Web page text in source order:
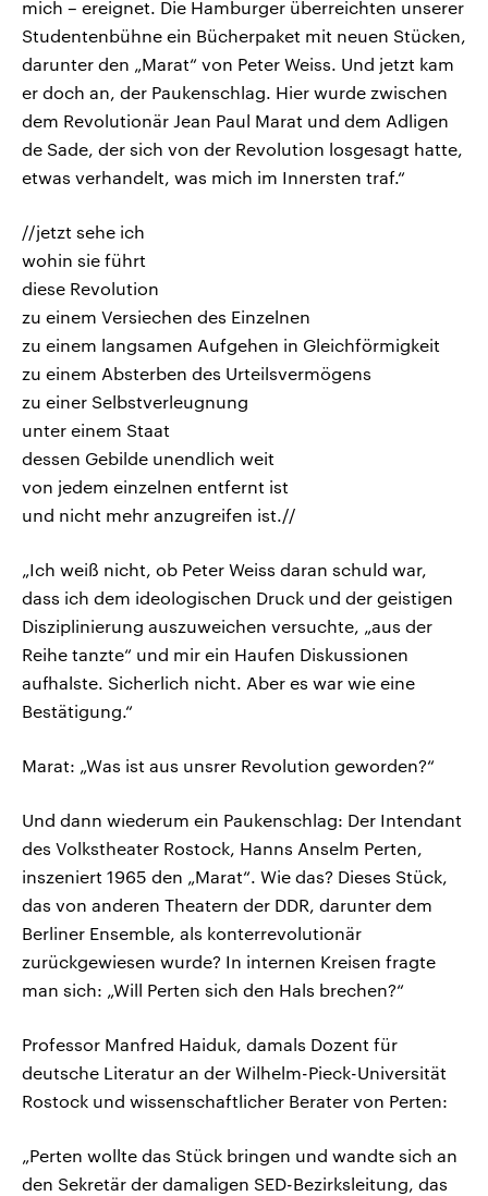
mich – ereignet. Die Hamburger überreichten unserer
Studentenbühne ein Bücherpaket mit neuen Stücken,
darunter den „Marat“ von Peter Weiss. Und jetzt kam
er doch an, der Paukenschlag. Hier wurde zwischen
dem Revolutionär Jean Paul Marat und dem Adligen
de Sade, der sich von der Revolution losgesagt hatte,
etwas verhandelt, was mich im Innersten traf.“
//jetzt sehe ich
wohin sie führt
diese Revolution
zu einem Versiechen des Einzelnen
zu einem langsamen Aufgehen in Gleichförmigkeit
zu einem Absterben des Urteilsvermögens
zu einer Selbstverleugnung
unter einem Staat
dessen Gebilde unendlich weit
von jedem einzelnen entfernt ist
und nicht mehr anzugreifen ist.//
„Ich weiß nicht, ob Peter Weiss daran schuld war,
dass ich dem ideologischen Druck und der geistigen
Disziplinierung auszuweichen versuchte, „aus der
Reihe tanzte“ und mir ein Haufen Diskussionen
aufhalste. Sicherlich nicht. Aber es war wie eine
Bestätigung.“
Marat: „Was ist aus unsrer Revolution geworden?“
Und dann wiederum ein Paukenschlag: Der Intendant
des Volkstheater Rostock, Hanns Anselm Perten,
inszeniert 1965 den „Marat“. Wie das? Dieses Stück,
das von anderen Theatern der DDR, darunter dem
Berliner Ensemble, als konterrevolutionär
zurückgewiesen wurde? In internen Kreisen fragte
man sich: „Will Perten sich den Hals brechen?“
Professor Manfred Haiduk, damals Dozent für
deutsche Literatur an der Wilhelm-Pieck-Universität
Rostock und wissenschaftlicher Berater von Perten:
„Perten wollte das Stück bringen und wandte sich an
den Sekretär der damaligen SED-Bezirksleitung, das